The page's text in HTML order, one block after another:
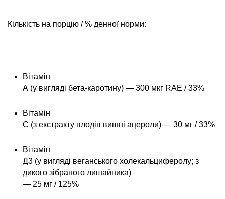
Кількість на порцію / % денної норми:
Вітамін
А (у вигляді бета-каротину) — 300 мкг RAE / 33%
Вітамін
С (з екстракту плодів вишні ацероли) — 30 мг / 33%
Вітамін
Д3 (у вигляді веганського холекальциферолу; з
дикого зібраного лишайника)
— 25 мг / 125%